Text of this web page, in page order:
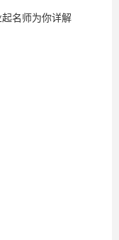
名师为你详解